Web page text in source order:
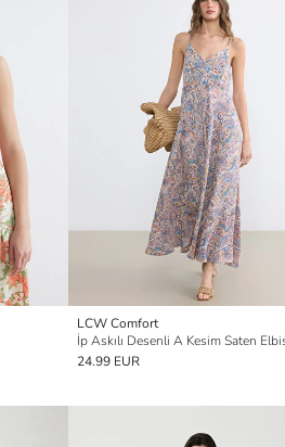
LCW Comfort
İp Askılı Desenli A Kesim Saten
24.99 EUR